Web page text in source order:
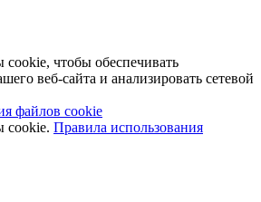
чтобы обеспечивать
веб-сайта и анализировать сетевой
файлов cookie
cookie. Правила использования